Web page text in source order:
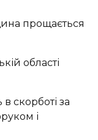
прощається
області
скорботі за
і